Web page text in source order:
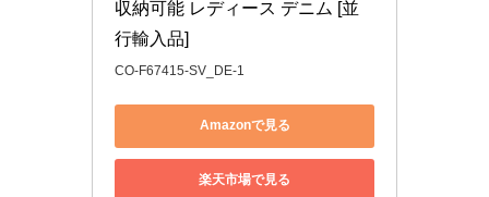
収納可能 レディース デニム [並
行輸入品]
CO-F67415-SV_DE-1
Amazonで見る
楽天市場で見る